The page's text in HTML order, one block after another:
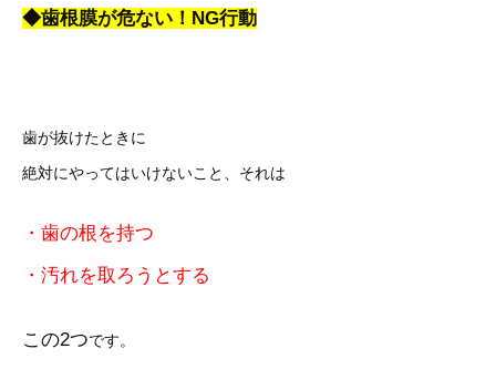
◆歯根膜が危ない！NG行動
歯が抜けたときに
絶対にやってはいけないこと、それは
・歯の根を持つ
・汚れを取ろうとする
この2つです。